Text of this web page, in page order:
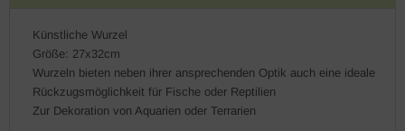
Künstliche Wurzel
Größe: 27x32cm
Wurzeln bieten neben ihrer ansprechenden Optik auch eine ideale
Rückzugsmöglichkeit für Fische oder Reptilien
Zur Dekoration von Aquarien oder Terrarien